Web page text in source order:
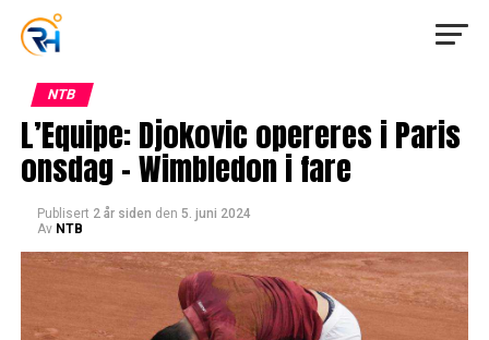
NTB
L’Equipe: Djokovic opereres i Paris
onsdag – Wimbledon i fare
Publisert 2 år siden den 5. juni 2024
Av NTB